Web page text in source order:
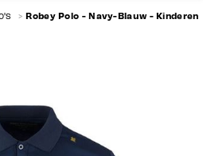
> Robey Polo - Navy-Blauw - Kinderen